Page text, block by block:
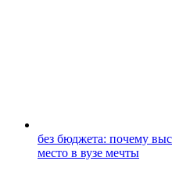
без бюджета: почему
место в вузе мечты